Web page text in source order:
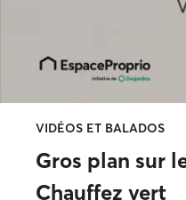
VIDÉOS ET BALADOS
Gros plan sur
Chauffez vert